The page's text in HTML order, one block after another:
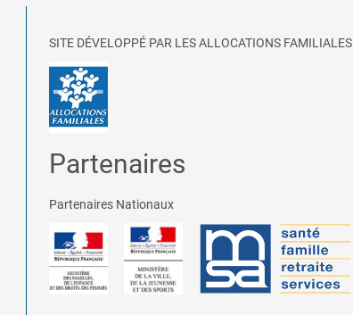
SITE DÉVELOPPÉ PAR LES ALLOCATIONS FAMILIALES
Partenaires
Partenaires Nationaux